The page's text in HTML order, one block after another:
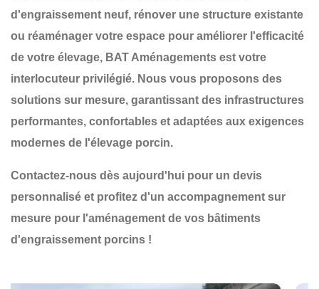
d'engraissement neuf, rénover une structure existante
ou réaménager votre espace pour améliorer l'efficacité
de votre élevage, BAT Aménagements est votre
interlocuteur privilégié. Nous vous proposons des
solutions sur mesure, garantissant des infrastructures
performantes, confortables et adaptées aux exigences
modernes de l'élevage porcin.
Contactez-nous dès aujourd'hui pour un devis
personnalisé et profitez d'un accompagnement sur
mesure pour l'aménagement de vos bâtiments
d'engraissement porcins !